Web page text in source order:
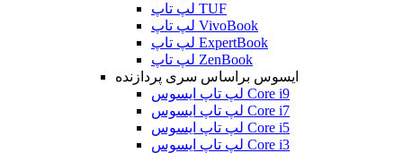
لپ تاپ TUF
لپ تاپ VivoBook
لپ تاپ ExpertBook
لپ تاپ ZenBook
ایسوس براساس سری پردازنده
لپ تاپ ایسوس Core i9
لپ تاپ ایسوس Core i7
لپ تاپ ایسوس Core i5
لپ تاپ ایسوس Core i3